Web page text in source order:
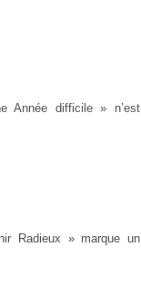
Année difficile » n’est
Radieux » marque un